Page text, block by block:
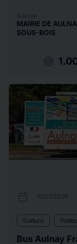
Source
MAIRIE DE
SOUS-BOIS
target
calendar_today 16/07/2026
Culture
Bus Aulnay